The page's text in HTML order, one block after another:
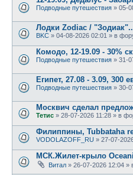
Подводные путешествия » 05-
Лодки Zodiac /
BKC » 04-08-2026 02:01 » в
Комодо, 12-19.09 - 30%
Подводные путешествия » 31-
Египет, 27.08 - 3.09, 300
Подводные путешествия » 30-
Москвич сделал
Тетис » 28-07-2026 11:28 » в
Филиппины, Tubbataha
VODOLAZOFF_RU » 27-07-
МСК.Жилет-крыло
Витал » 26-07-2026 12:04 »